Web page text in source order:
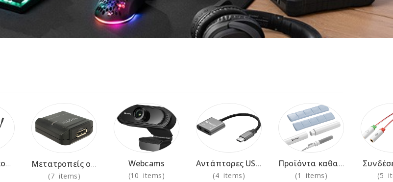
Ασύρματα ακουστικά για χρήση στο γραφείο
Μετατροπείς οθόνης
(7 items)
Webcams
(10 items)
Αντάπτορες USB-C AV/VGA/HDMI
(4 items)
Προϊόντα καθαρισμού
(1 items)
(5